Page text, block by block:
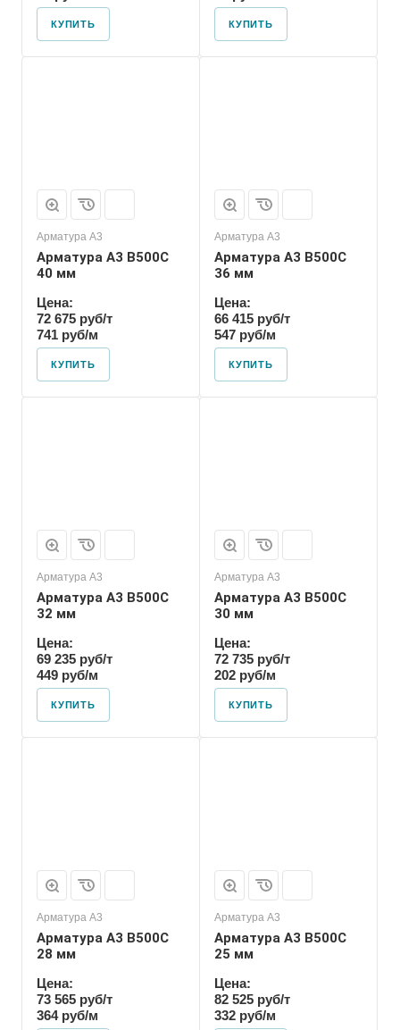
КУПИТЬ КУПИТЬ
Арматура А3
Арматура А3 В500С
40 мм
Цена:
72 675 руб/т
741 руб/м
КУПИТЬ
Арматура А3
Арматура А3 В500С
36 мм
Цена:
66 415 руб/т
547 руб/м
КУПИТЬ
Арматура А3
Арматура А3 В500С
32 мм
Цена:
69 235 руб/т
449 руб/м
КУПИТЬ
Арматура А3
Арматура А3 В500С
30 мм
Цена:
72 735 руб/т
202 руб/м
КУПИТЬ
Арматура А3
Арматура А3 В500С
28 мм
Цена:
73 565 руб/т
364 руб/м
Арматура А3
Арматура А3 В500С
25 мм
Цена:
82 525 руб/т
332 руб/м